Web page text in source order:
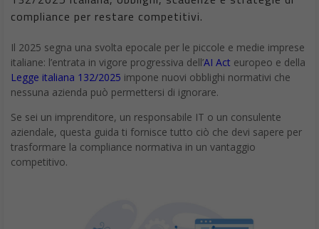
compliance per restare competitivi.
Il 2025 segna una svolta epocale per le piccole e medie imprese
italiane: l’entrata in vigore progressiva dell’AI Act europeo e della
Legge italiana 132/2025 impone nuovi obblighi normativi che
nessuna azienda può permettersi di ignorare.
Se sei un imprenditore, un responsabile IT o un consulente
aziendale, questa guida ti fornisce tutto ciò che devi sapere per
trasformare la compliance normativa in un vantaggio
competitivo.